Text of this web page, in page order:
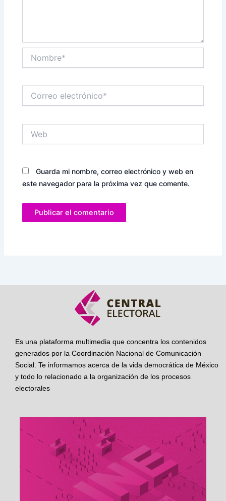
electrónico*
Guarda mi nombre, correo electrónico y web en
este navegador para la próxima vez que comente.
Es una plataforma multimedia que concentra los contenidos
generados por la Coordinación Nacional de Comunicación
Social. Te informamos acerca de la vida democrática de México
y todo lo relacionado a la organización de los procesos
electorales